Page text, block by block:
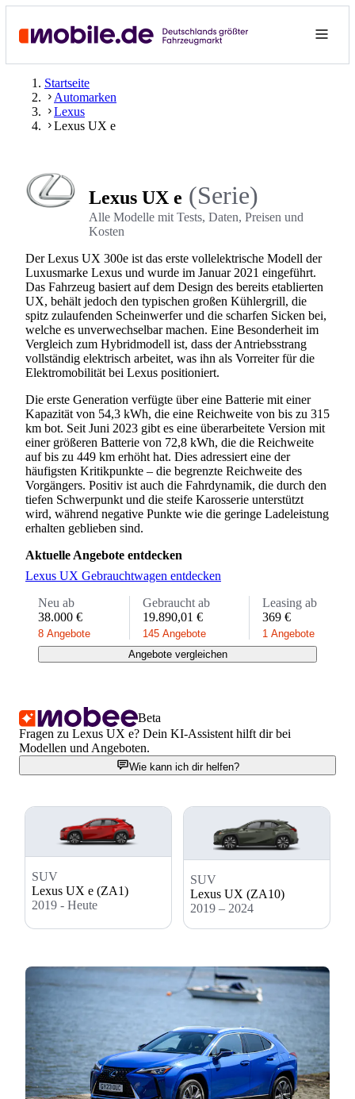
Startseite
Automarken
Lexus
Lexus UX e
Lexus UX e (Serie)
Alle Modelle mit Tests, Daten, Preisen und
Kosten
Der Lexus UX 300e ist das erste vollelektrische Modell der
Luxusmarke Lexus und wurde im Januar 2021 eingeführt.
Das Fahrzeug basiert auf dem Design des bereits etablierten
UX, behält jedoch den typischen großen Kühlergrill, die
spitz zulaufenden Scheinwerfer und die scharfen Sicken bei,
welche es unverwechselbar machen. Eine Besonderheit im
Vergleich zum Hybridmodell ist, dass der Antriebsstrang
vollständig elektrisch arbeitet, was ihn als Vorreiter für die
Elektromobilität bei Lexus positioniert.
Die erste Generation verfügte über eine Batterie mit einer
Kapazität von 54,3 kWh, die eine Reichweite von bis zu 315
km bot. Seit Juni 2023 gibt es eine überarbeitete Version mit
einer größeren Batterie von 72,8 kWh, die die Reichweite
auf bis zu 449 km erhöht hat. Dies adressiert eine der
häufigsten Kritikpunkte – die begrenzte Reichweite des
Vorgängers. Positiv ist auch die Fahrdynamik, die durch den
tiefen Schwerpunkt und die steife Karosserie unterstützt
wird, während negative Punkte wie die geringe Ladeleistung
erhalten geblieben sind.
Aktuelle Angebote entdecken
Lexus UX Gebrauchtwagen entdecken
Neu ab
38.000 €
8 Angebote
Gebraucht ab
19.890,01 €
145 Angebote
Leasing ab
369 €
1 Angebote
Angebote vergleichen
Beta
Fragen zu Lexus UX e? Dein KI-Assistent hilft dir bei
Modellen und Angeboten.
Wie kann ich dir helfen?
SUV
Lexus UX e (ZA1)
2019 - Heute
SUV
Lexus UX (ZA10)
2019 – 2024